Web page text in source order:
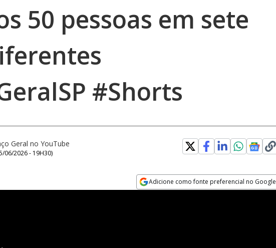
50 pessoas em sete
#Shorts
Geral no YouTube
06/2026 - 19H30)
Adicione como fonte preferencial no Google